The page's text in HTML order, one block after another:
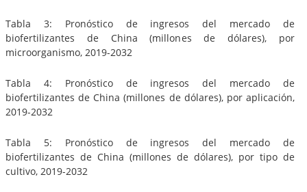
Tabla 3: Pronóstico de ingresos del mercado de
biofertilizantes de China (millones de dólares), por
microorganismo, 2019-2032
Tabla 4: Pronóstico de ingresos del mercado de
biofertilizantes de China (millones de dólares), por aplicación,
2019-2032
Tabla 5: Pronóstico de ingresos del mercado de
biofertilizantes de China (millones de dólares), por tipo de
cultivo, 2019-2032